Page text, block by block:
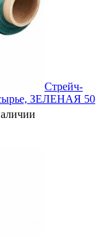
Стрейч-
сырье, ЗЕЛЕНАЯ 50